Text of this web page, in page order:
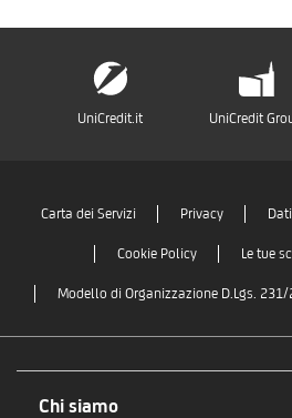
UniCredit.it UniCredit
Carta dei Servizi Privacy
Cookie Policy Le tue
Modello di Organizzazione D.Lgs.
Chi siamo